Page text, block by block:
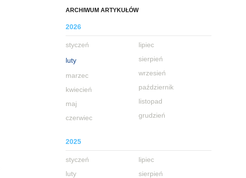
ARCHIWUM ARTYKUŁÓW
2026
styczeń
luty
marzec
kwiecień
maj
czerwiec
lipiec
sierpień
wrzesień
październik
listopad
grudzień
2025
styczeń
luty
lipiec
sierpień